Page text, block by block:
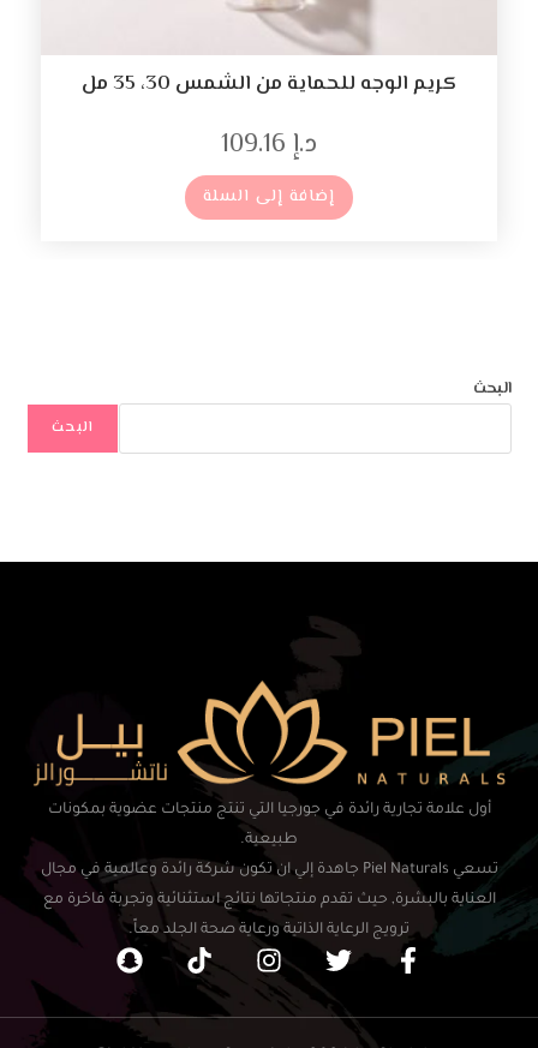
كريم الوجه للحماية من الشمس 30، 35 مل
د.إ
إضافة إلى السلة
البحث
البحث
أول علامة تجارية رائدة في جورجيا التي تنتج منتجات عضوية بمكونات
طبيعية.
تسعي Piel Naturals جاهدة إلي ان تكون شركة رائدة وعالمية في مجال
العناية بالبشرة, حيث تقدم منتجاتها نتائج استثنائية وتجربة فاخرة مع
ترويج الرعاية الذاتية ورعاية صحة الجلد معاً.